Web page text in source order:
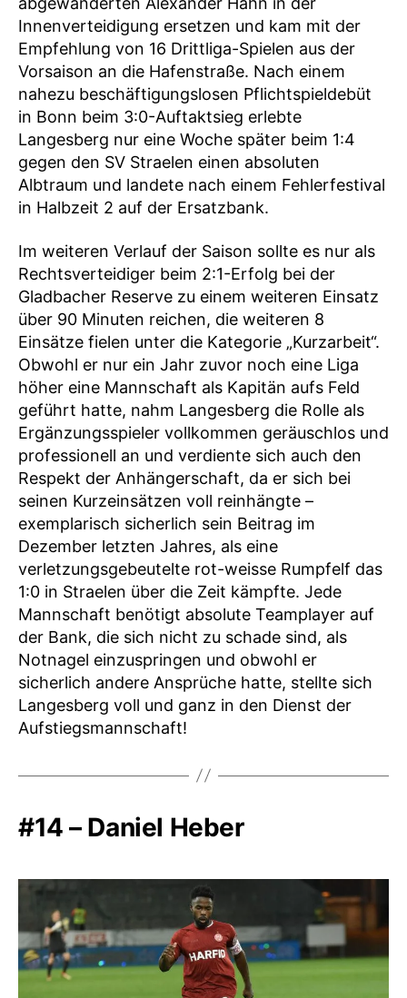
Innenverteidigung ersetzen und kam mit der
Empfehlung von 16 Drittliga-Spielen aus der
Vorsaison an die Hafenstraße. Nach einem
nahezu beschäftigungslosen Pflichtspieldebüt
in Bonn beim 3:0-Auftaktsieg erlebte
Langesberg nur eine Woche später beim 1:4
gegen den SV Straelen einen absoluten
Albtraum und landete nach einem Fehlerfestival
in Halbzeit 2 auf der Ersatzbank.
Im weiteren Verlauf der Saison sollte es nur als
Rechtsverteidiger beim 2:1-Erfolg bei der
Gladbacher Reserve zu einem weiteren Einsatz
über 90 Minuten reichen, die weiteren 8
Einsätze fielen unter die Kategorie „Kurzarbeit“.
Obwohl er nur ein Jahr zuvor noch eine Liga
höher eine Mannschaft als Kapitän aufs Feld
geführt hatte, nahm Langesberg die Rolle als
Ergänzungsspieler vollkommen geräuschlos und
professionell an und verdiente sich auch den
Respekt der Anhängerschaft, da er sich bei
seinen Kurzeinsätzen voll reinhängte –
exemplarisch sicherlich sein Beitrag im
Dezember letzten Jahres, als eine
verletzungsgebeutelte rot-weisse Rumpfelf das
1:0 in Straelen über die Zeit kämpfte. Jede
Mannschaft benötigt absolute Teamplayer auf
der Bank, die sich nicht zu schade sind, als
Notnagel einzuspringen und obwohl er
sicherlich andere Ansprüche hatte, stellte sich
Langesberg voll und ganz in den Dienst der
Aufstiegsmannschaft!
#14 – Daniel Heber